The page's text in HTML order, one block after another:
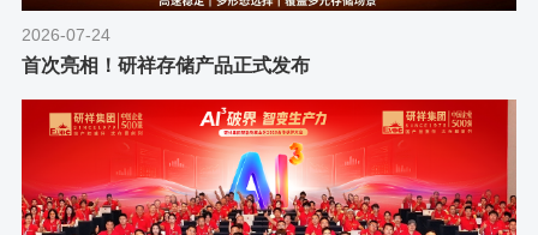
2026-07-24
首次亮相！研祥存储产品正式发布